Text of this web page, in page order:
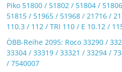
Piko 51800 / 51802 / 51804 /
51815 / 51965 / 51968 / 21716 /
110.3 / 112 / TRI 110 / E 10.12 /
ÖBB-Reihe 2095: Roco 33290 /
33304 / 33319 / 33321 / 33294 /
/ 7540007